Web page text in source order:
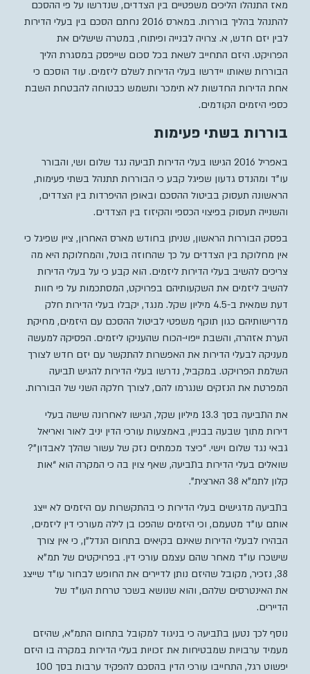
מאז התנהלו הליכים משפטיים בין הצדדים, שנדרשו על פי ההסכם
להתנהל בהליך בוררות. במארס 2016 נחתם הסכם בין בעלי הדירות
לבין יזם חדש, א. צרויה לבנייה ופיתוח, במטרה שישלים את
הפרויקט. היזם התחייב לשאת בכל סכום שייפסק במסגרת הליך
הבוררות שאותו יידרשו בעלי הדירות לשלם ליזמים. עוד הוסכם כי
אחת הדירות החדשות לא תימכר ותשמש כבטוחה להבטחת השבת
כספי היזמים הקודמים.
בוררות בשתי פעימות
באפריל 2016 הגישו בעלי הדירות תביעה נגד שלום ושי, והבורר
עו”ד ומהנדס גדעון שפיגל קבע כי הבוררות תתנהל בשתי פעימות,
הראשונה תעסוק בביטול ההסכם ובאופן ההיפרדות בין הצדדים,
והשנייה תעסוק בפיצוי הכספי והקיזוז בין הצדדים.
בפסק הבוררות הראשון, שניתן בחודש מארס האחרון, ציין שפיגל כי
אין מחלוקת בין הצדדים על כך שהחוזה בוטל, והמחלוקת היא מה
צריכים להשיב בעלי הדירות ליזמים. הוא קבע כי על בעלי הדירות
להשיב ליזמים את השקעותיהם בפרויקט, המסתכמות על פי חוות
דעת שמאית ב-4.5 מיליון שקל. מנגד, יקבלו בעלי הדירות חלק
מדרישותיהם כגון תוקף משפטי לביטול ההסכם עם היזמים, מחיקת
הערת אזהרה, והשבת ייפוי-הכוח שהעניקו ליזמים. הפסיקה למעשה
מעניקה לבעלי הדירות את האפשרות להתקשר עם יזם חדש לצורך
השלמת הפרויקט. במקביל, נדרשו בעלי הדירות להגיש תביעה
המפרטת את הנזקים שנגרמו להם, לצורך חלקה השני של הבוררות.
את התביעה בסך 13.3 מיליון שקל, הגישו לאחרונה שישה בעלי
דירות מתוך שבעה בבניין, באמצעות עורכי הדין יניב לאור ואריאל
גבאי נגד שלום וישי. “כיצד מכמתים נזק של עשור שהלך לאבדון”?
שואלים בעלי הדירות בתביעה, שאף צוין בה כי המקרה הוא “אות
קלון לתמ”א 38 הארצית”.
בתביעה מדגישים בעלי הדירות כי בהתקשרות עם היזמים לא ייצג
אותם עו”ד מטעמם, וכי היזמים שהפכו בן לילה מעורכי דין ליזמים,
הבהירו לבעלי הדירות שאינם בקיאים בתחום הנדל”ן, כי אין צורך
שישכרו עו”ד מאחר שהם עצמם עורכי דין. בפרויקטים של תמ”א
38, נזכיר, מקובל שהיזם נותן לדיירים את החופש לבחור עו”ד שייצג
את האינטרסים שלהם, והוא שנושא בשכר טרחת העו”ד של
הדיירים.
נוסף לכך נטען בתביעה כי בניגוד למקובל בתחום התמ”א, שהיזם
מעמיד ערבויות שמבטיחות את זכויות בעלי הדירות במקרה בו היזם
יפשוט רגל, התחייבו עורכי הדין בהסכם להפקיד ערבות בסך 100